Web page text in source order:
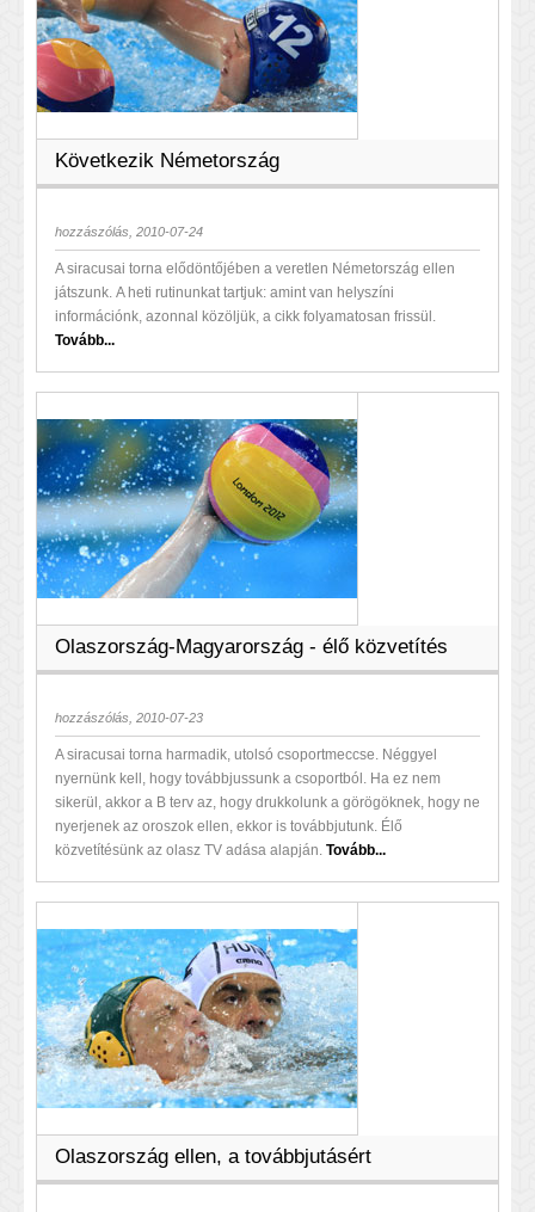
Következik Németország
hozzászólás, 2010-07-24
A siracusai torna elődöntőjében a veretlen Németország ellen
játszunk. A heti rutinunkat tartjuk: amint van helyszíni
információnk, azonnal közöljük, a cikk folyamatosan frissül.
Tovább...
Olaszország-Magyarország - élő közvetítés
hozzászólás, 2010-07-23
A siracusai torna harmadik, utolsó csoportmeccse. Néggyel
nyernünk kell, hogy továbbjussunk a csoportból. Ha ez nem
sikerül, akkor a B terv az, hogy drukkolunk a görögöknek, hogy ne
nyerjenek az oroszok ellen, ekkor is továbbjutunk. Élő
közvetítésünk az olasz TV adása alapján. Tovább...
Olaszország ellen, a továbbjutásért